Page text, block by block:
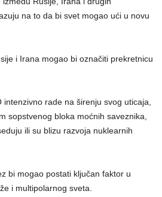
na to da bi svet mogao ući u novu
i Irana mogao bi označiti prekretnicu
intenzivno rade na širenju svog uticaja,
sopstvenog bloka moćnih saveznika,
ili su blizu razvoja nuklearnih
bi mogao postati ključan faktor u
i multipolarnog sveta.